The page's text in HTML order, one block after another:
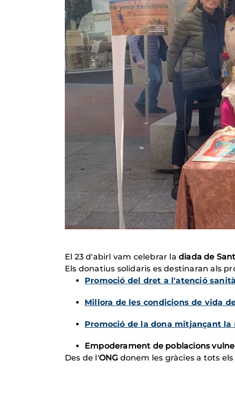
El 23 d'abirl vam celebrar la diada de
Els donatius solidaris es destinaran als
Promoció del dret a l'atenció
Millora de les condicions de vida
Promoció de la dona mitjançant la
Empoderament de poblacions
Des de l'ONG donem les gràcies a tots